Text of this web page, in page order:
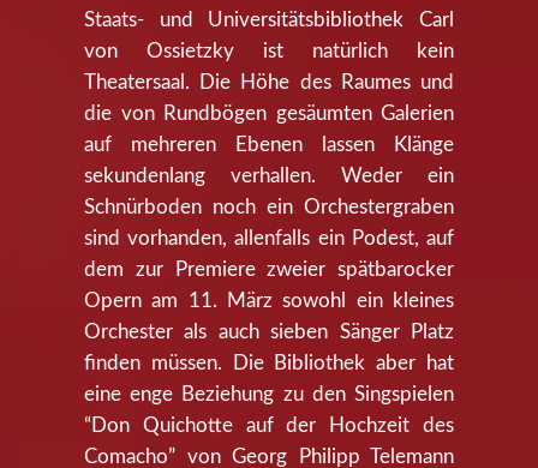
Staats- und Universitätsbibliothek Carl
von Ossietzky ist natürlich kein
Theatersaal. Die Höhe des Raumes und
die von Rundbögen gesäumten Galerien
auf mehreren Ebenen lassen Klänge
sekundenlang verhallen. Weder ein
Schnürboden noch ein Orchestergraben
sind vorhanden, allenfalls ein Podest, auf
dem zur Premiere zweier spätbarocker
Opern am 11. März sowohl ein kleines
Orchester als auch sieben Sänger Platz
finden müssen. Die Bibliothek aber hat
eine enge Beziehung zu den Singspielen
“Don Quichotte auf der Hochzeit des
Comacho” von Georg Philipp Telemann